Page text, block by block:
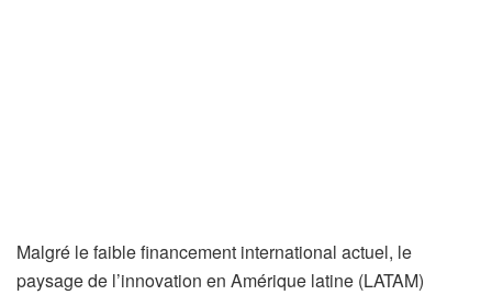
Malgré le faible financement international actuel, le
paysage de l’innovation en Amérique latine (LATAM)